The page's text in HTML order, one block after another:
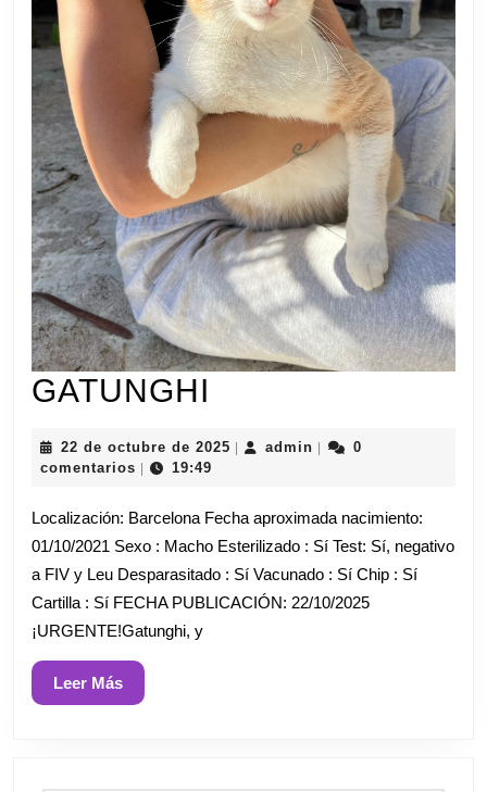
GATUNGHI
22 de octubre de 2025 22
de
2025
admin admin
0
comentarios
19:49
Localización: Barcelona Fecha aproximada nacimiento:
01/10/2021 Sexo : Macho Esterilizado : Sí Test: Sí, negativo
a FIV y Leu Desparasitado : Sí Vacunado : Sí Chip : Sí
Cartilla : Sí FECHA PUBLICACIÓN: 22/10/2025
¡URGENTE!Gatunghi, y
Leer MásLeer
Más